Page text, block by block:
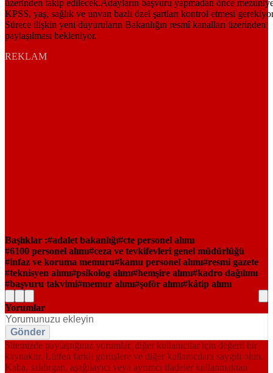
REKLAM
Başlıklar : adalet bakanlığı cte personel alımı
6100 personel alımı ceza ve tevkifevleri genel müdürlüğü
infaz ve koruma memuru kamu personel alımı resmi gazete
teknisyen alımı psikolog alımı hemşire alımı kadro dağılımı
başvuru takvimi memur alımı şoför alımı kâtip alımı
Yorumlar
Gönder
Sitemizde paylaştığınız yorumlar, diğer kullanıcılar için değerli bir
kaynaktır. Lütfen farklı görüşlere ve diğer kullanıcılara saygılı olun.
Kaba, saldırgan, aşağılayıcı veya ayrımcı ifadeler kullanmaktan